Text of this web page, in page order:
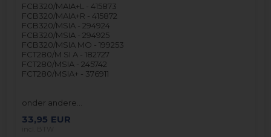
FCB320/MAIA+L - 415873
FCB320/MAIA+R - 415872
FCB320/MSIA - 294924
FCB320/MSIA - 294925
FCB320/MSIA MO - 199253
FCT280/M SI A - 182727
FCT280/MSIA - 245742
FCT280/MSIA+ - 376911
onder andere…
33,95 EUR